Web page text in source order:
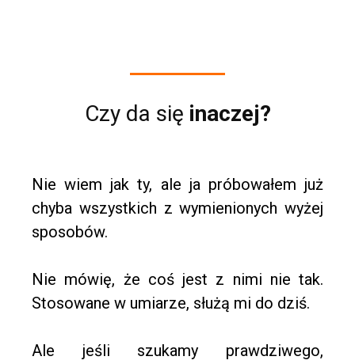
Czy da się inaczej?
Nie wiem jak ty, ale ja próbowałem już
chyba wszystkich z wymienionych wyżej
sposobów.
Nie mówię, że coś jest z nimi nie tak.
Stosowane w umiarze, służą mi do dziś.
Ale jeśli szukamy prawdziwego,